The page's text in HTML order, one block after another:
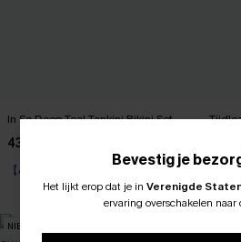
In So Deep Teal Tankini Bikini Set
43,00 €
【AG18】2 met 10% korting
High Waist
【AG18】2 met 10% korting
【
NIEUW
Bevestig je
Het lijkt erop dat je in Verenigde
ervaring overschakelen naar
ABONNEER OM